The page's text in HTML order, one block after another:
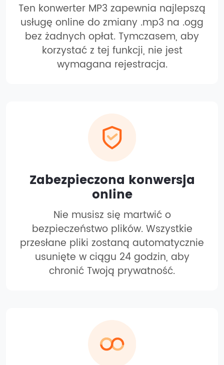
Ten konwerter MP3 zapewnia najlepszą
usługę online do zmiany .mp3 na .ogg
bez żadnych opłat. Tymczasem, aby
korzystać z tej funkcji, nie jest
wymagana rejestracja.
Zabezpieczona konwersja
online
Nie musisz się martwić o
bezpieczeństwo plików. Wszystkie
przesłane pliki zostaną automatycznie
usunięte w ciągu 24 godzin, aby
chronić Twoją prywatność.